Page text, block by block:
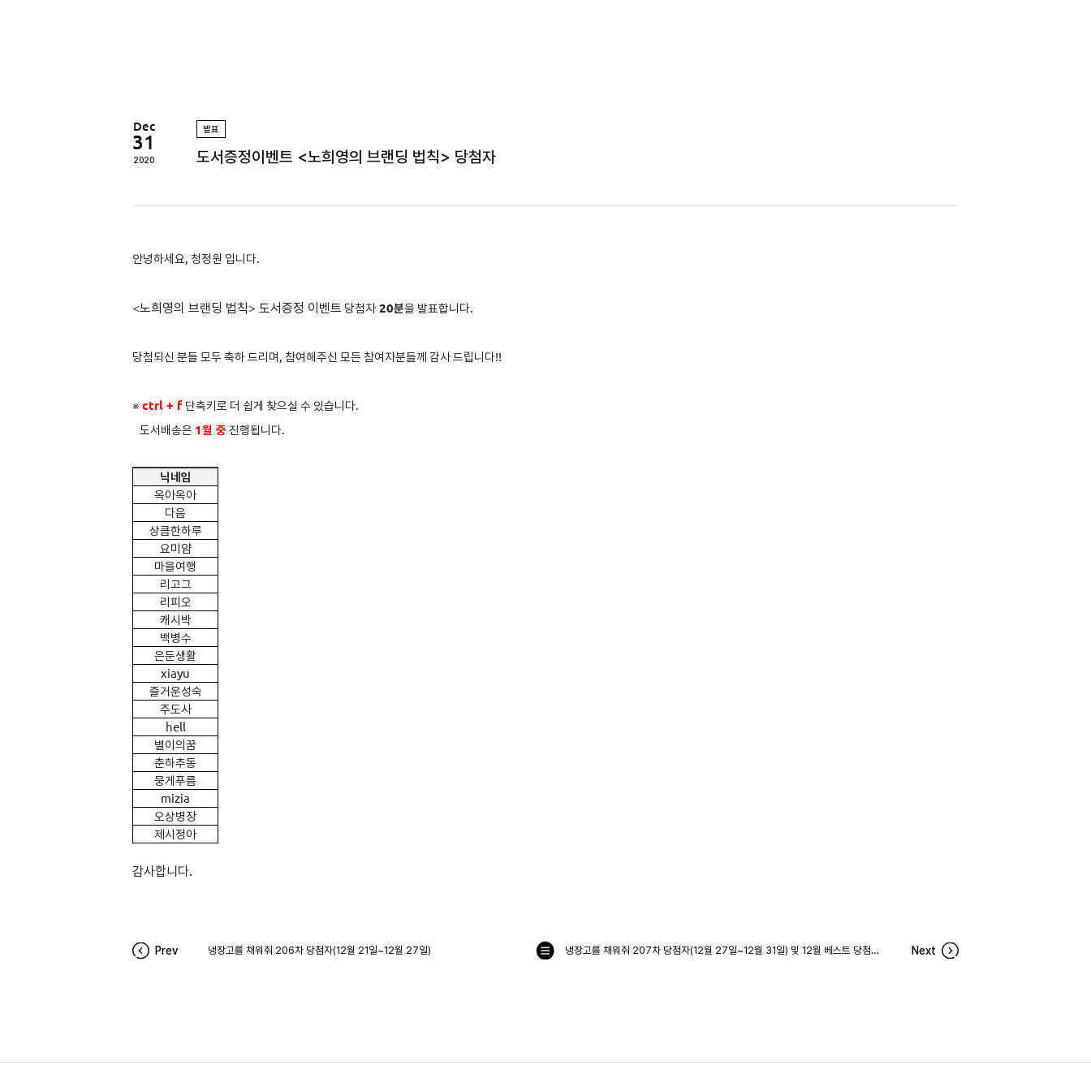
Dec
31
2020
발표
도서증정이벤트 <노희영의 브랜딩 법칙> 당첨자
안녕하세요, 청정원 입니다.
<노희영의 브랜딩 법칙> 도서증정 이벤트 당첨자 20분을 발표합니다.
당첨되신 분들 모두 축하 드리며, 참여해주신 모든 참여자분들께 감사 드립니다!!
※ctrl + f 단축키로 더 쉽게 찾으실 수 있습니다.
도서배송은 1월 중 진행됩니다.
닉네임
옥아옥아
다음
상큼한하루
요미얌
마을여행
리고그
리피오
캐시박
백병수
은둔생활
xiayu
즐거운성숙
주도사
hell
별이의꿈
춘하추동
뭉게푸름
mizia
오상병장
제시정아
감사합니다.
Prev 냉장고를 채워줘 206차 당첨자(12월 21일~12월 27일) 냉장고를 채워줘 207차 당첨자(12월 27일~12월 31일) 및 12월 베스트 당첨후기 Next
목